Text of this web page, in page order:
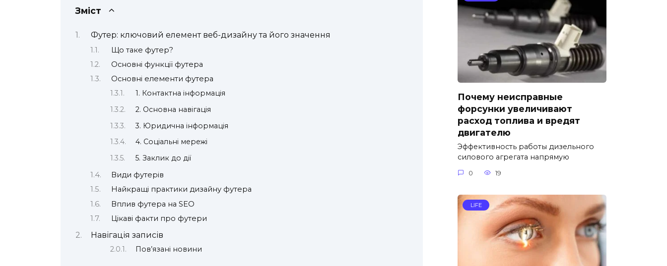
Зміст
Футер: ключовий елемент веб-дизайну та його значення
Що таке футер?
Основні функції футера
Основні елементи футера
1. Контактна інформація
2. Основна навігація
3. Юридична інформація
4. Соціальні мережі
5. Заклик до дії
Види футерів
Найкращі практики дизайну футера
Вплив футера на SEO
Цікаві факти про футери
Навігація записів
Пов’язані новини
Почему неисправные
форсунки увеличивают
расход топлива и вредят
двигателю
Эффективность работы дизельного
силового агрегата напрямую
0 19
LIFE